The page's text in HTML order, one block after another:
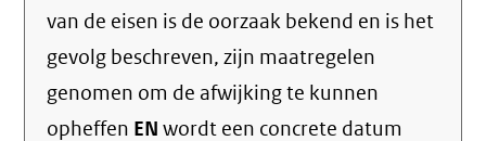
van de eisen is de oorzaak bekend en is het
gevolg beschreven, zijn maatregelen
genomen om de afwijking te kunnen
opheffen EN wordt een concrete datum